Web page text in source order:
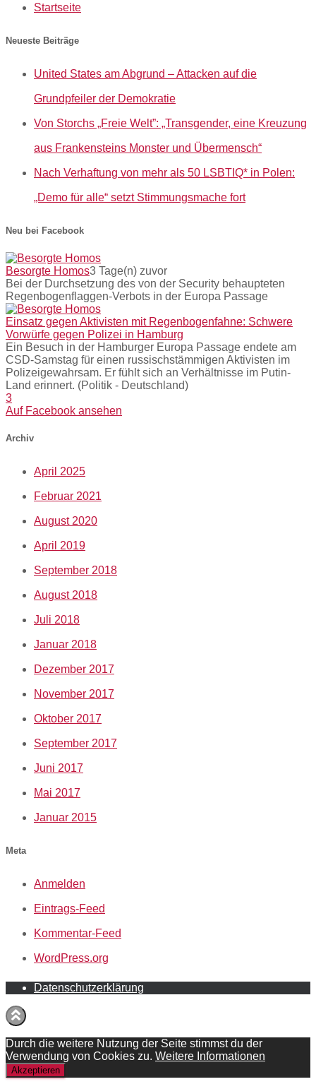
Startseite
Neueste Beiträge
United States am Abgrund – Attacken auf die
Grundpfeiler der Demokratie
Von Storchs „Freie Welt”: „Transgender, eine Kreuzung
aus Frankensteins Monster und Übermensch“
Nach Verhaftung von mehr als 50 LSBTIQ* in Polen:
„Demo für alle“ setzt Stimmungsmache fort
Neu bei Facebook
Besorgte Homos3 Tage(n) zuvor
Bei der Durchsetzung des von der Security behaupteten
Regenbogenflaggen-Verbots in der Europa Passage
Einsatz gegen Aktivisten mit Regenbogenfahne: Schwere
Vorwürfe gegen Polizei in Hamburg
Ein Besuch in der Hamburger Europa Passage endete am
CSD-Samstag für einen russischstämmigen Aktivisten im
Polizeigewahrsam. Er fühlt sich an Verhältnisse im Putin-
Land erinnert. (Politik - Deutschland)
3
Auf Facebook ansehen
Archiv
April 2025
Februar 2021
August 2020
April 2019
September 2018
August 2018
Juli 2018
Januar 2018
Dezember 2017
November 2017
Oktober 2017
September 2017
Juni 2017
Mai 2017
Januar 2015
Meta
Anmelden
Eintrags-Feed
Kommentar-Feed
WordPress.org
Datenschutzerklärung
Durch die weitere Nutzung der Seite stimmst du der
Verwendung von Cookies zu. Weitere Informationen
Akzeptieren